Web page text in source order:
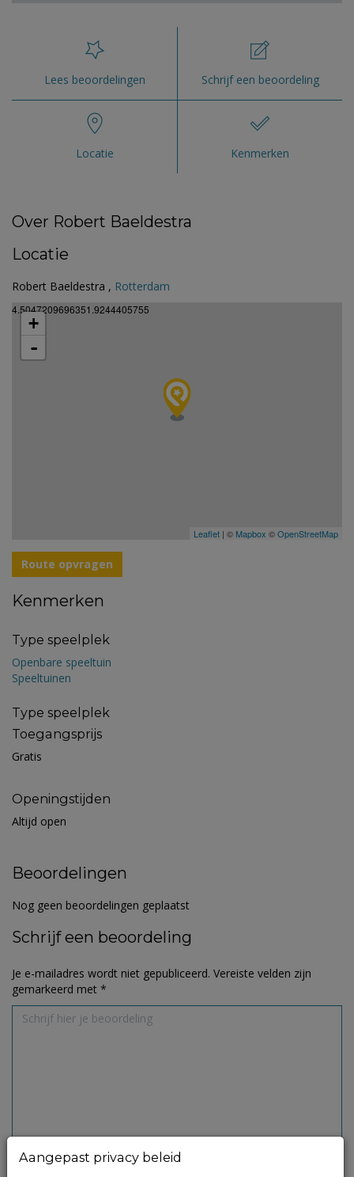
Lees beoordelingen Schrijf een beoordeling
Locatie Kenmerken
Over Robert Baeldestra
Locatie
Robert Baeldestra , Rotterdam
4.5047209696351.9244405755
+
-
Leaflet | © Mapbox ©OpenStreetMap
Route opvragen
Kenmerken
Type speelplek
Openbare speeltuin
Speeltuinen
Type speelplek
Toegangsprijs
Gratis
Openingstijden
Altijd open
Beoordelingen
Nog geen beoordelingen geplaatst
Schrijf een beoordeling
Je e-mailadres wordt niet gepubliceerd. Vereiste velden zijn
gemarkeerd met *
Aangepast privacy beleid